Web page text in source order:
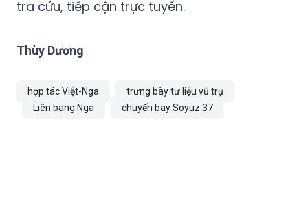
tra cứu, tiếp cận trực tuyến.
Thùy Dương
hợp tác Việt-Nga
trưng bày tư liệu vũ trụ
Liên bang Nga
chuyến bay Soyuz 37